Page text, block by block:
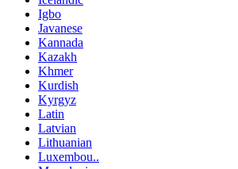
Igbo
Javanese
Kannada
Kazakh
Khmer
Kurdish
Kyrgyz
Latin
Latvian
Lithuanian
Luxembou..